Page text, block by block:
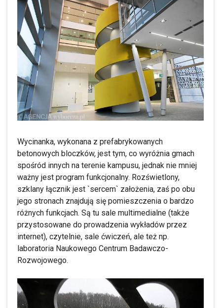
Wycinanka, wykonana z prefabrykowanych
betonowych bloczków, jest tym, co wyróżnia gmach
spośród innych na terenie kampusu, jednak nie mniej
ważny jest program funkcjonalny. Rozświetlony,
szklany łącznik jest `sercem` założenia, zaś po obu
jego stronach znajdują się pomieszczenia o bardzo
różnych funkcjach. Są tu sale multimedialne (także
przystosowane do prowadzenia wykładów przez
internet), czytelnie, sale ćwiczeń, ale też np.
laboratoria Naukowego Centrum Badawczo-
Rozwojowego.